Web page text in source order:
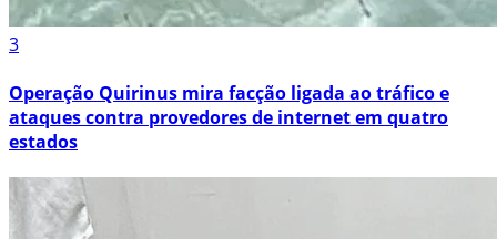
3
Operação Quirinus mira facção ligada ao tráfico e
ataques contra provedores de internet em quatro
estados